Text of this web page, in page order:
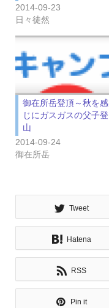
2014-09-23
日々徒然
御在所岳登頂～秋を感
じにガスガスの父子登
山
2014-09-24
御在所岳
Tweet
Hatena
RSS
Pin it